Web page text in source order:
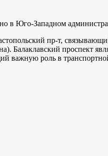
в Юго-Западном
пр-т,
проспект
важную роль в